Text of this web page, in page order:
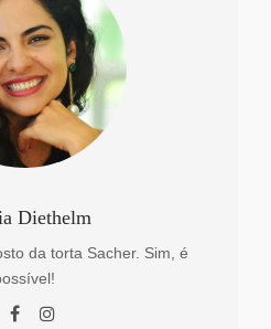
Diethelm
da torta Sacher. Sim, é